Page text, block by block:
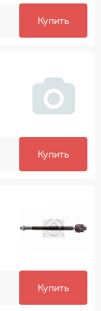
Купить
Купить
Купить